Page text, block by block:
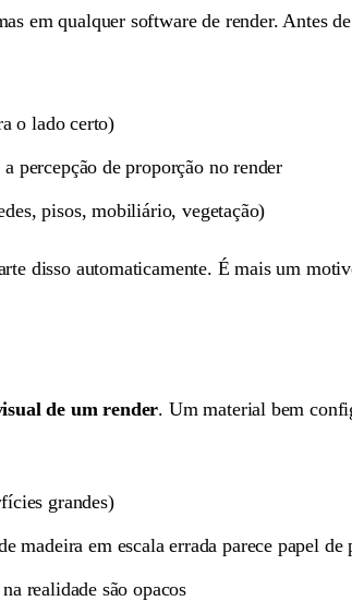
em qualquer software de render. Antes
o lado certo)
percepção de proporção no render
pisos, mobiliário, vegetação)
disso automaticamente. É mais um
de um render. Um material bem
grandes)
em escala errada parece papel de
realidade são opacos